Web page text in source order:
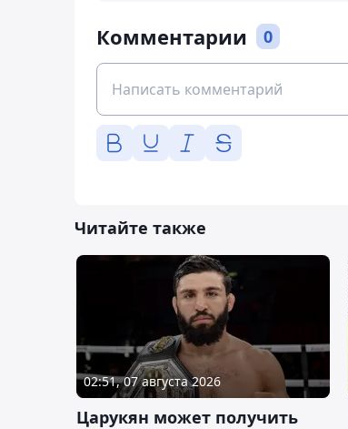
Комментарии 0
Читайте также
02:51, 07 августа 2026
Царукян может получить